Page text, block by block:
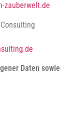
zauberwelt.de
Daten sowie